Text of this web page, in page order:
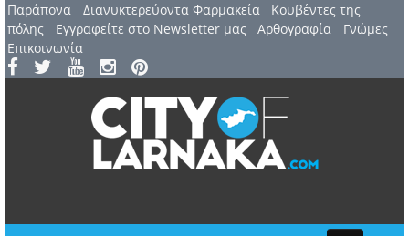
Παράπονα Διανυκτερεύοντα Φαρμακεία
Kουβέντες της
πόλης
Εγγραφείτε στο Newsletter μας Αρθογραφία
Γνώμες
Επικοινωνία